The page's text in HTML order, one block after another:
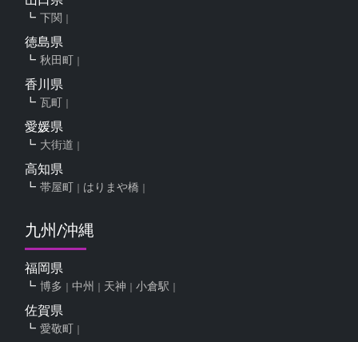
下関
徳島県
秋田町
香川県
瓦町
愛媛県
大街道
高知県
帯屋町 はりまや橋
九州/沖縄
福岡県
博多 中州 天神 小倉駅
佐賀県
愛敬町